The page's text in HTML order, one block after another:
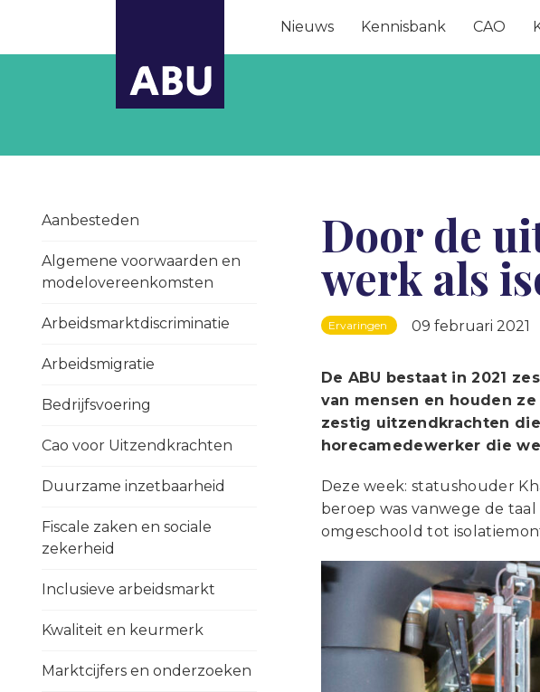
Nieuws Kennisbank CAO
Aanbesteden
Algemene voorwaarden en
modelovereenkomsten
Arbeidsmarktdiscriminatie
Arbeidsmigratie
Bedrijfsvoering
Cao voor Uitzendkrachten
Duurzame inzetbaarheid
Fiscale zaken en sociale
zekerheid
Inclusieve arbeidsmarkt
Kwaliteit en keurmerk
Marktcijfers en onderzoeken
Door de
werk als
Ervaringen 09 februari 2021
De ABU bestaat in 2021
van mensen en houden
zestig uitzendkrachten
horecamedewerker die
Deze week: statushouder
beroep was vanwege de
omgeschoold tot